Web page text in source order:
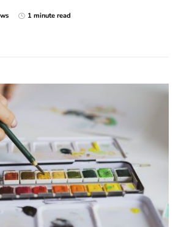
1 minute read